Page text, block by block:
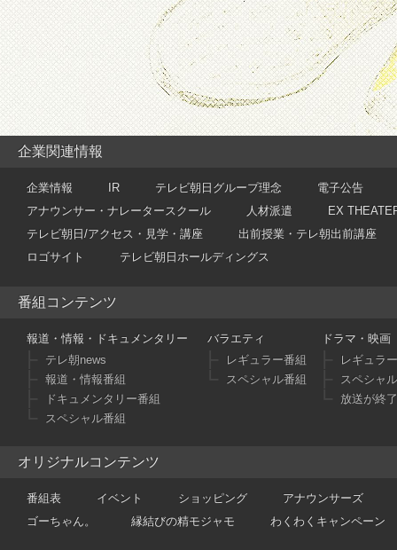
企業関連情報
企業情報 IR テレビ朝日グループ理念
電子公告
アナウンサー・ナレータースクール
人材派遣
EX
テレビ朝日/アクセス・見学・講座
出前授業・テレ朝出前講座
ロゴサイト
テレビ朝日ホールディングス
番組コンテンツ
報道・情報・ドキュメンタリー
テレ朝news
報道・情報番組
ドキュメンタリー番組
スペシャル番組
バラエティ
レギュラー番組
スペシャル番組
ドラマ・映画
レギュラ
スペシャ
放送が終
オリジナルコンテンツ
番組表 イベント ショッピング
アナウンサーズ
ゴーちゃん。
縁結びの精モジャモ わくわくキャンペーン